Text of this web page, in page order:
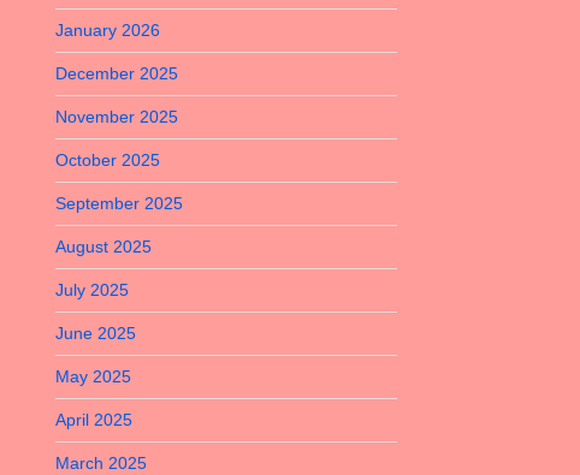
January 2026
December 2025
November 2025
October 2025
September 2025
August 2025
July 2025
June 2025
May 2025
April 2025
March 2025